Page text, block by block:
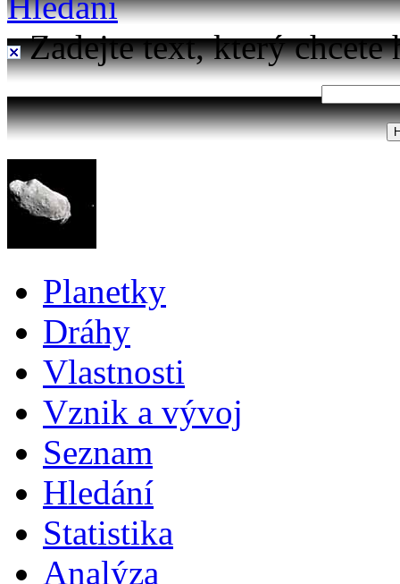
Zadejte text, který chcete
Planetky
Dráhy
Vlastnosti
Vznik a vývoj
Seznam
Hledání
Statistika
Analýza